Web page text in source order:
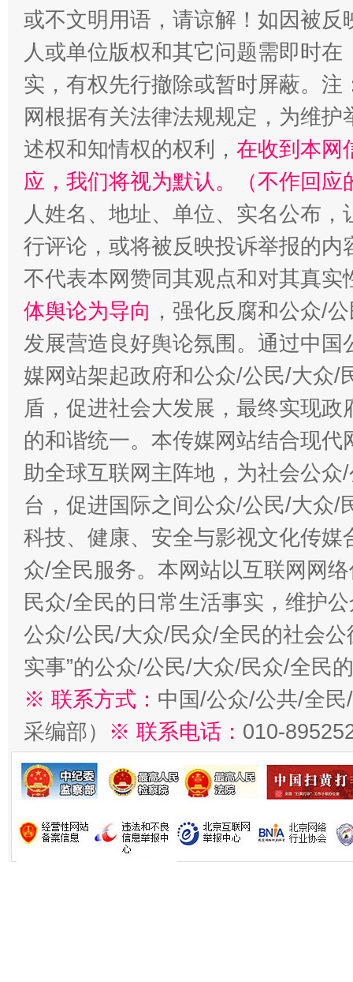
招工难、用工荒背后
或不文明用语，请谅解！如因被
人或单位版权和其它问题需即时在
实，有权先行撤除或暂时屏蔽。
网根据有关法律法规规定，为维
述权和知情权的权利， 在收到本网
应，我们将视为默认。（不作回应
人姓名、地址、单位、实名公布
行评论，或将被反映投诉举报的
不代表本网赞同其观点和对其真实
体舆论为导向 ，强化反腐和公众/
发展营造良好舆论氛围。通过中
媒网站架起政府和公众/公民/大众/
盾，促进社会大发展，最终实现
的和谐统一。本传媒网站结合现
助全球互联网主阵地，为社会公
台，促进国际之间公众/公民/大众/
科技、健康、安全与影视文化传
众/全民服务。本网站以互联网网
民众/全民的日常生活事实，维护
公众/公民/大众/民众/全民的社会公
实事”的公众/公民/大众/民众/全民
※ 联系方式： 中国/公众/公共/全
采编部） ※ 联系电话： 010-